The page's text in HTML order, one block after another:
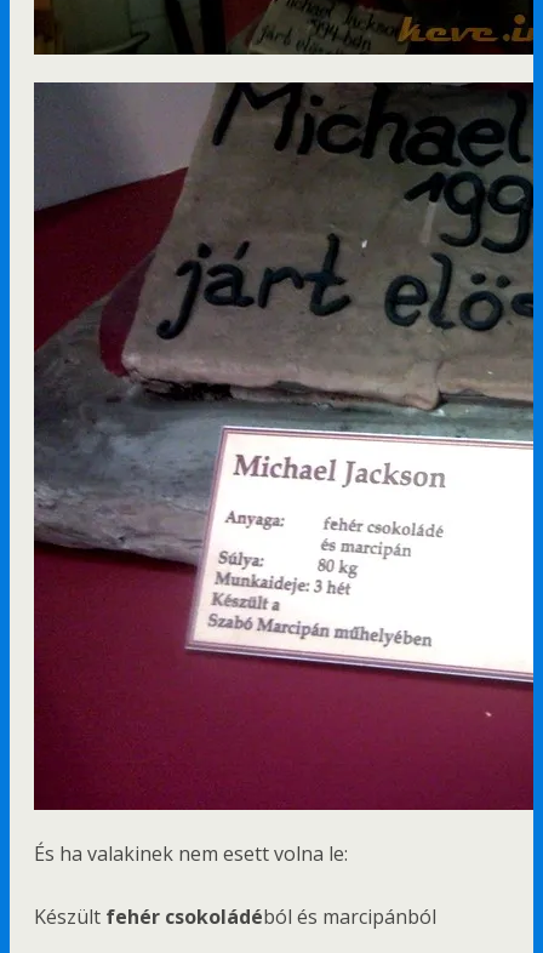
És ha valakinek nem esett volna le:
Készült fehér csokoládéból és marcipánból